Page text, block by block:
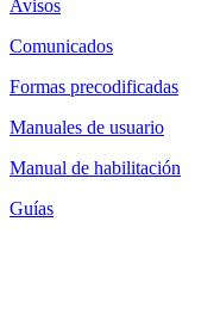
Avisos
Comunicados
Formas precodificadas
Manuales de usuario
Manual de habilitación
Guías